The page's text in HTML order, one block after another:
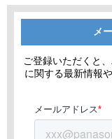
メ
ご登録いただくと
に関する最新情報